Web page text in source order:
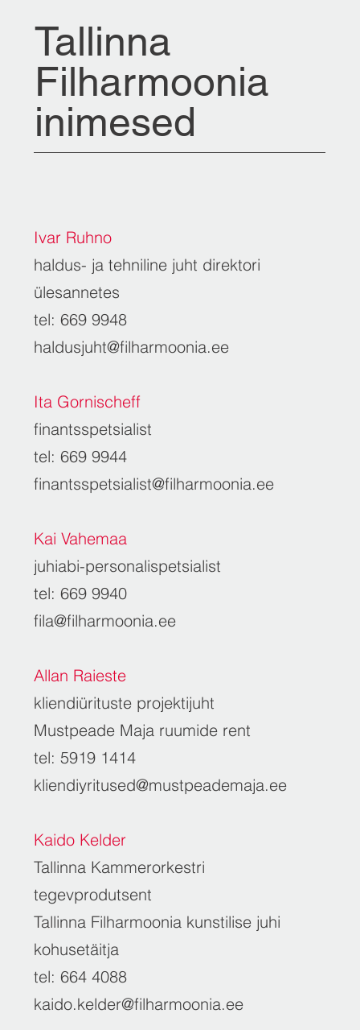
Ivar Ruhno
haldus- ja tehniline juht direktori
ülesannetes
tel: 669 9948
haldusjuht@filharmoonia.ee
Ita Gornischeff
finantsspetsialist
tel: 669 9944
finantsspetsialist@filharmoonia.ee
Kai Vahemaa
juhiabi-personalispetsialist
tel: 669 9940
fila@filharmoonia.ee
Allan Raieste
kliendiürituste projektijuht
Mustpeade Maja ruumide rent
tel: 5919 1414
kliendiyritused@mustpeademaja.ee
Kaido Kelder
Tallinna Kammerorkestri
tegevprodutsent
Tallinna Filharmoonia kunstilise juhi
kohusetäitja
tel: 664 4088
kaido.kelder@filharmoonia.ee
Tallinna
Filharmoonia
inimesed